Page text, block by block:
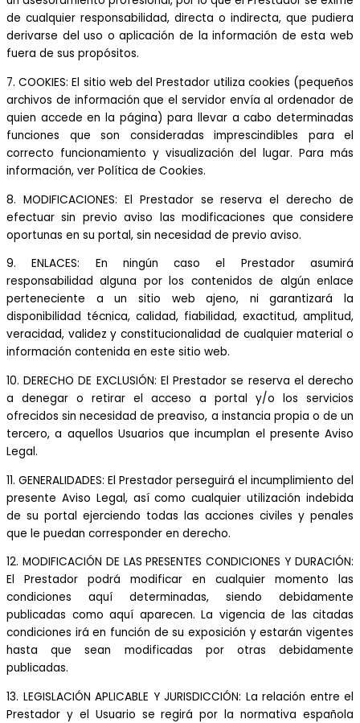
de cualquier responsabilidad, directa o indirecta, que pudiera
derivarse del uso o aplicación de la información de esta web
fuera de sus propósitos.
7. COOKIES: El sitio web del Prestador utiliza cookies (pequeños
archivos de información que el servidor envía al ordenador de
quien accede en la página) para llevar a cabo determinadas
funciones que son consideradas imprescindibles para el
correcto funcionamiento y visualización del lugar. Para más
información, ver Política de Cookies.
8. MODIFICACIONES: El Prestador se reserva el derecho de
efectuar sin previo aviso las modificaciones que considere
oportunas en su portal, sin necesidad de previo aviso.
9. ENLACES: En ningún caso el Prestador asumirá
responsabilidad alguna por los contenidos de algún enlace
perteneciente a un sitio web ajeno, ni garantizará la
disponibilidad técnica, calidad, fiabilidad, exactitud, amplitud,
veracidad, validez y constitucionalidad de cualquier material o
información contenida en este sitio web.
10. DERECHO DE EXCLUSIÓN: El Prestador se reserva el derecho
a denegar o retirar el acceso a portal y/o los servicios
ofrecidos sin necesidad de preaviso, a instancia propia o de un
tercero, a aquellos Usuarios que incumplan el presente Aviso
Legal.
11. GENERALIDADES: El Prestador perseguirá el incumplimiento del
presente Aviso Legal, así como cualquier utilización indebida
de su portal ejerciendo todas las acciones civiles y penales
que le puedan corresponder en derecho.
12. MODIFICACIÓN DE LAS PRESENTES CONDICIONES Y DURACIÓN:
El Prestador podrá modificar en cualquier momento las
condiciones aquí determinadas, siendo debidamente
publicadas como aquí aparecen. La vigencia de las citadas
condiciones irá en función de su exposición y estarán vigentes
hasta que sean modificadas por otras debidamente
publicadas.
13. LEGISLACIÓN APLICABLE Y JURISDICCIÓN: La relación entre el
Prestador y el Usuario se regirá por la normativa española